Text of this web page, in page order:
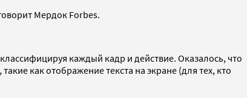
Мердок Forbes.
каждый кадр и действие. Оказалось, что
как отображение текста на экране (для тех, кто